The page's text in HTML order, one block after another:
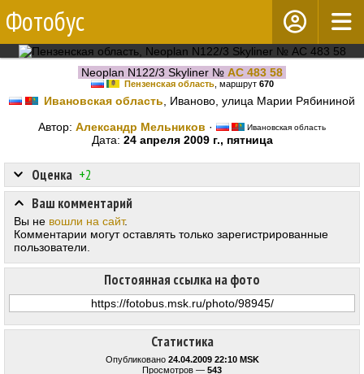
Фотобус
Neoplan N122/3 Skyliner № АС 483 58
Пензенская область, маршрут 670
Ивановская область , Иваново, улица Марии Рябининой
Автор: Александр Мельников · Ивановская область
Дата: 24 апреля 2009 г., пятница
Статистика
Опубликовано 24.04.2009 22:10 MSK
Просмотров — 543
Оценка +2
Постоянная ссылка на фото
Ваш комментарий
Вы не вошли на сайт.
Комментарии могут оставлять только зарегистрированные
пользователи.